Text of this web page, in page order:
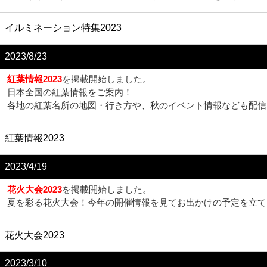
イルミネーション特集2023
2023/8/23
紅葉情報2023を掲載開始しました。
日本全国の紅葉情報をご案内！
各地の紅葉名所の地図・行き方や、秋のイベント情報なども配信
紅葉情報2023
2023/4/19
花火大会2023を掲載開始しました。
夏を彩る花火大会！今年の開催情報を見てお出かけの予定を立て
花火大会2023
2023/3/10